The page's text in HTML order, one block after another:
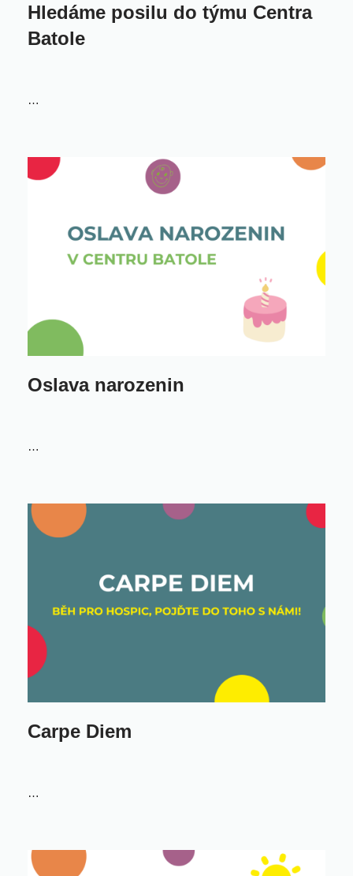
Hledáme posilu do týmu Centra
Batole
…
Oslava narozenin
…
Carpe Diem
…